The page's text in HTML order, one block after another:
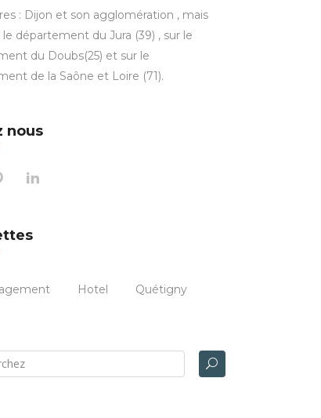
: Dijon et son agglomération , mais
le département du Jura (39) , sur le
du Doubs(25) et sur le
de la Saône et Loire (71).
nous
Hotel Quétigny